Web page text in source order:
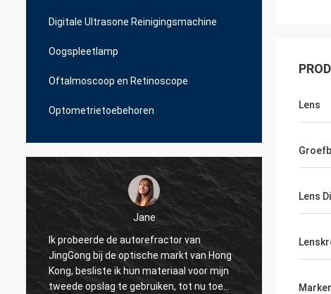
Digitale Ultrasone Reinigingsmachine
Oogspleetlamp
Oftalmoscoop en Retinoscope
Optometrietoebehoren
Jane
Ik probeerde de autorefractor van
JingGong bij de optische markt van Hong
Kong, besliste ik hun materiaal voor mijn
tweede opslag te gebruiken, tot nu toe
Ik
echte
Lens
Lens